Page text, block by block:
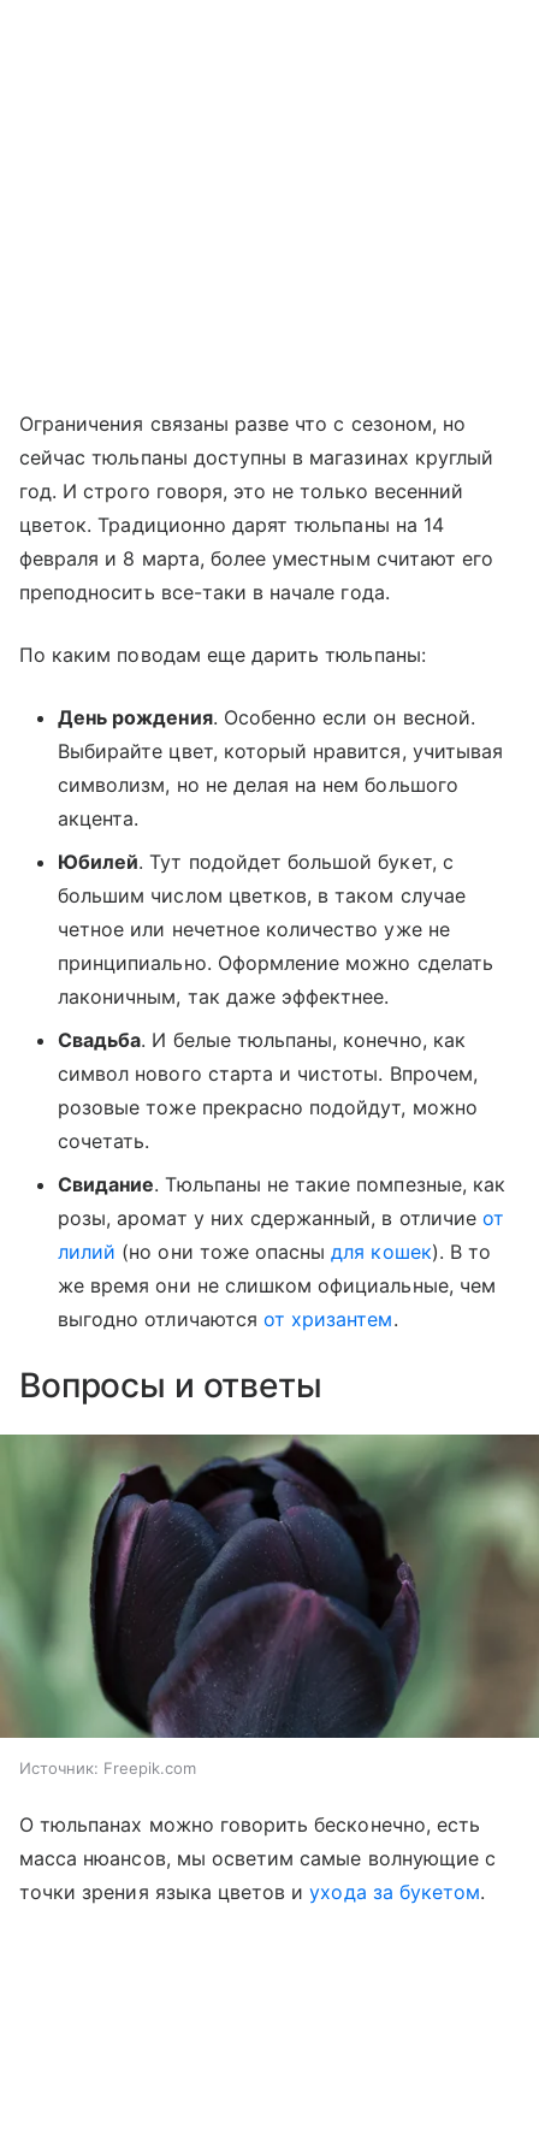
Ограничения связаны разве что с сезоном, но
сейчас тюльпаны доступны в магазинах круглый
год. И строго говоря, это не только весенний
цветок. Традиционно дарят тюльпаны на 14
февраля и 8 марта, более уместным считают его
преподносить все-таки в начале года.
По каким поводам еще дарить тюльпаны:
День рождения. Особенно если он весной.
Выбирайте цвет, который нравится, учитывая
символизм, но не делая на нем большого
акцента.
Юбилей. Тут подойдет большой букет, с
большим числом цветков, в таком случае
четное или нечетное количество уже не
принципиально. Оформление можно сделать
лаконичным, так даже эффектнее.
Свадьба. И белые тюльпаны, конечно, как
символ нового старта и чистоты. Впрочем,
розовые тоже прекрасно подойдут, можно
сочетать.
Свидание. Тюльпаны не такие помпезные, как
розы, аромат у них сдержанный, в отличие от
лилий (но они тоже опасныдля кошек). В то
же время они не слишком официальные, чем
выгодно отличаются от хризантем.
Вопросы и ответы
Источник: Freepik.com
О тюльпанах можно говорить бесконечно, есть
масса нюансов, мы осветим самые волнующие с
точки зрения языка цветов иухода за букетом.